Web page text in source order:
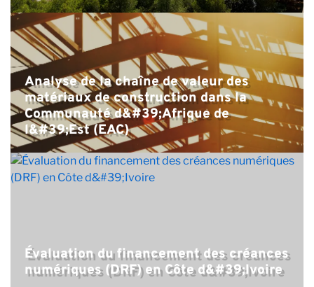
Analyse de la chaîne de valeur des
matériaux de construction dans la
Communauté d&#39;Afrique de
l&#39;Est (EAC)
Évaluation du financement des créances
numériques (DRF) en Côte d&#39;Ivoire